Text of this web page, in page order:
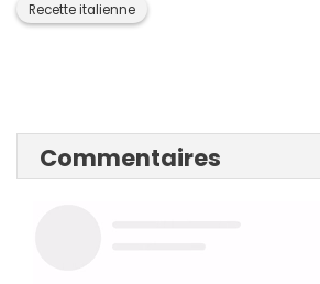
Recette italienne
Commentaires